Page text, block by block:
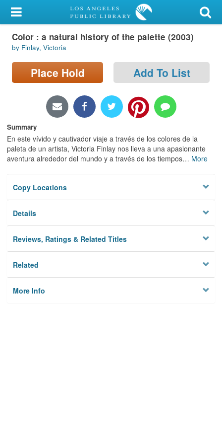
My Account
Library Card
Sign In
Locations/Hours (external
page)
Privacy
Color : a natural history of the palette (2003)
by Finlay, Victoria
Place Hold Add To List
Summary
En este vívido y cautivador viaje a través de los colores de la
paleta de un artista, Victoria Finlay nos lleva a una apasionante
aventura alrededor del mundo y a través de los tiempos… More
Copy Locations
Details
Reviews, Ratings & Related Titles
Related
More Info